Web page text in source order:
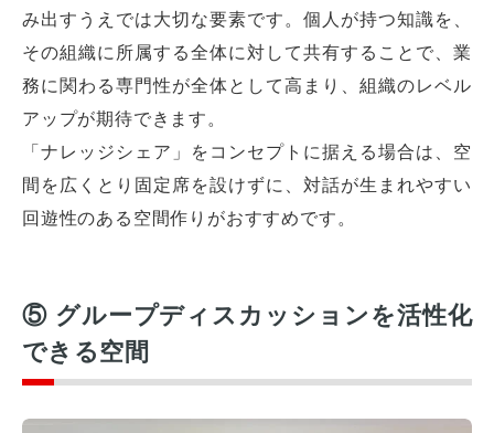
み出すうえでは大切な要素です。個人が持つ知識を、
その組織に所属する全体に対して共有することで、業
務に関わる専門性が全体として高まり、組織のレベル
アップが期待できます。
「ナレッジシェア」をコンセプトに据える場合は、空
間を広くとり固定席を設けずに、対話が生まれやすい
回遊性のある空間作りがおすすめです。
⑤ グループディスカッションを活性化
できる空間